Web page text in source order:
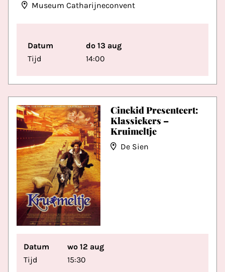
Cinekid Presenteert:
Klassiekers –
Kruimeltje
De Sien
Datum
wo 12 aug
Tijd
15:30
Museum Catharijneconvent
Datum
do 13 aug
Tijd
14:00